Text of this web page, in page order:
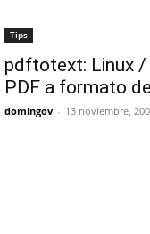
Tips
pdftotext: Linux /
PDF a formato
domingov - 13 noviembre,